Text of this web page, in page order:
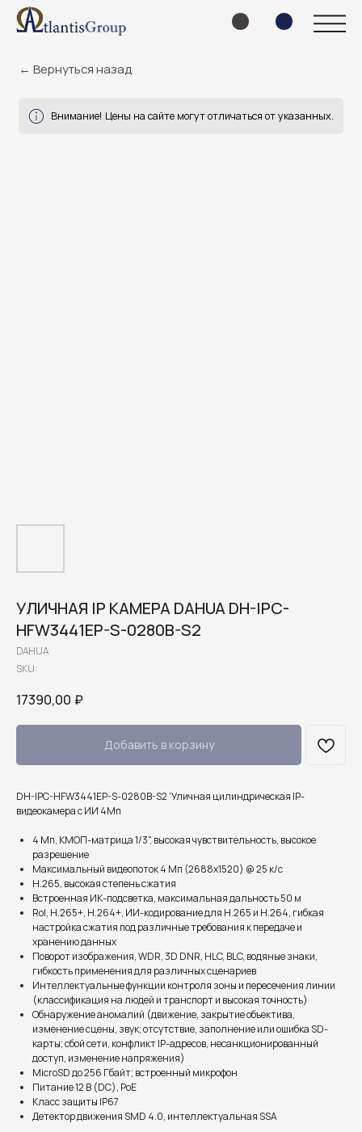
УЛИЧНАЯ IP КАМЕРА DAHUA DH-IPC-
HFW3441EP-S-0280B-S2
DAHUA
SKU:
17390,00 ₽
Добавить в корзину
DH-IPC-HFW3441EP-S-0280B-S2 'Уличная цилиндрическая IP-
видеокамера с ИИ 4Мп
4 Мп, КМОП-матрица 1/3", высокая чувствительность, высокое
разрешение
Максимальный видеопоток 4 Мп (2688x1520) @ 25 к/с
H.265, высокая степень сжатия
Встроенная ИК-подсветка, максимальная дальность 50 м
RoI, H.265+, H.264+, ИИ-кодирование для H.265 и H.264, гибкая
настройка сжатия под различные требования к передаче и
хранению данных
Поворот изображения, WDR, 3D DNR, HLC, BLC, водяные знаки,
гибкость применения для различных сценариев
Интеллектуальные функции контроля зоны и пересечения линии
(классификация на людей и транспорт и высокая точность)
Обнаружение аномалий (движение, закрытие объектива,
изменение сцены, звук; отсутствие, заполнение или ошибка SD-
карты; сбой сети, конфликт IP-адресов, несанкционированный
доступ, изменение напряжения)
MicroSD до 256 Гбайт; встроенный микрофон
Питание 12 В (DC), PoE
Класс защиты IP67
Детектор движения SMD 4.0, интеллектуальная SSA